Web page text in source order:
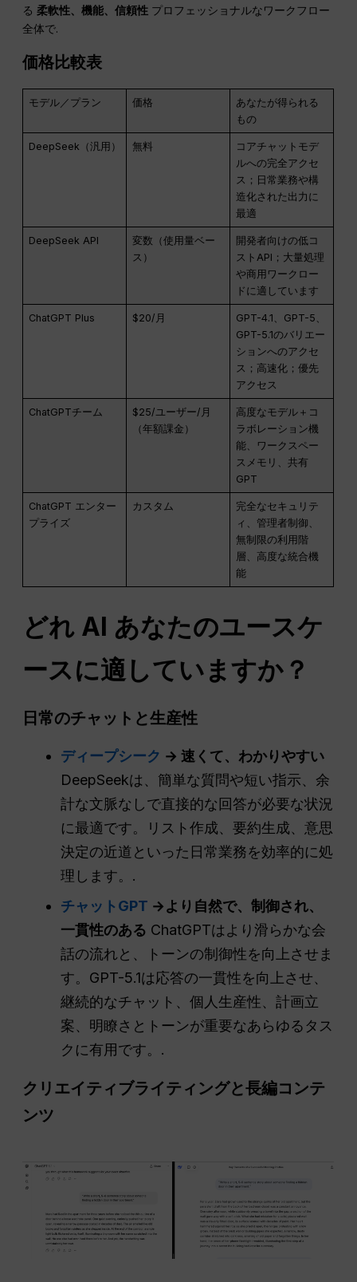
る柔軟性、機能、信頼性 プロフェッショナルなワークフロー
全体で.
価格比較表
モデル／プラン 価格
あなたが得られる
もの
DeepSeek（汎用） 無料
コアチャットモデ
ルへの完全アクセ
ス；日常業務や構
造化された出力に
最適
DeepSeek API
変数（使用量ベー
ス）
開発者向けの低コ
ストAPI；大量処理
や商用ワークロー
ドに適しています
ChatGPT Plus $20/月
GPT-4.1、GPT-5、
GPT-5.1のバリエー
ションへのアクセ
ス；高速化；優先
アクセス
ChatGPTチーム
$25/ユーザー/月
（年額課金）
高度なモデル＋コ
ラボレーション機
能、ワークスペー
スメモリ、共有
GPT
ChatGPT エンター
プライズ
カスタム
完全なセキュリテ
ィ、管理者制御、
無制限の利用階
層、高度な統合機
能
どれ AI あなたのユースケ
ースに適していますか？
日常のチャットと生産性
ディープシーク → 速くて、わかりやすい
DeepSeekは、簡単な質問や短い指示、余
計な文脈なしで直接的な回答が必要な状況
に最適です。リスト作成、要約生成、意思
決定の近道といった日常業務を効率的に処
理します。.
チャットGPT →より自然で、制御され、
一貫性のある ChatGPTはより滑らかな会
話の流れと、トーンの制御性を向上させま
す。GPT-5.1は応答の一貫性を向上させ、
継続的なチャット、個人生産性、計画立
案、明瞭さとトーンが重要なあらゆるタス
クに有用です。.
クリエイティブライティングと長編コンテ
ンツ